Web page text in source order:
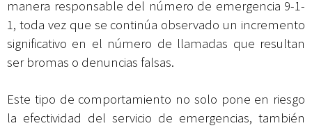
manera responsable del número de emergencia 9-1-
1, toda vez que se continúa observado un incremento
significativo en el número de llamadas que resultan
ser bromas o denuncias falsas.
Este tipo de comportamiento no solo pone en riesgo
la efectividad del servicio de emergencias, también